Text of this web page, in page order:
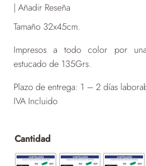
| Añadir Reseña
Tamaño 32x45cm.
Impresos a todo color por
estucado de 135Grs.
Plazo de entrega: 1 – 2 días
IVA Incluido
Cantidad